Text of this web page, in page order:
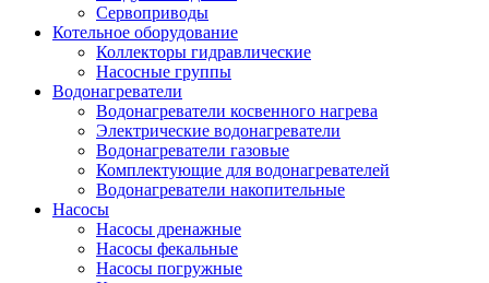
Сервоприводы
Котельное оборудование
Коллекторы гидравлические
Насосные группы
Водонагреватели
Водонагреватели косвенного нагрева
Электрические водонагреватели
Водонагреватели газовые
Комплектующие для водонагревателей
Водонагреватели накопительные
Насосы
Насосы дренажные
Насосы фекальные
Насосы погружные